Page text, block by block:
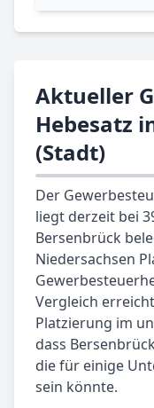
Aktueller
Hebesatz
(Stadt)
Der
liegt derzeit bei
Bersenbrück
Niedersachsen
Vergleich
Platzierung im
dass
die für einige
sein könnte.